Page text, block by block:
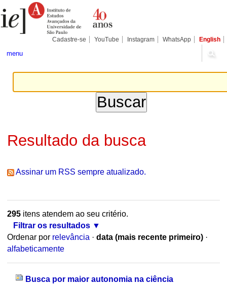
para
conteúdo.
Pessoais
Cadastre-se YouTube Instagram WhatsApp English
menu
Resultado da busca
Assinar um RSS sempre atualizado.
295itens atendem ao seu critério.
Filtrar os resultados
Ordenar por relevância · data (mais recente primeiro) ·
alfabeticamente
Busca por maior autonomia na ciência